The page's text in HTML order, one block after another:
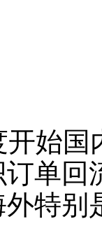
国
单
特别